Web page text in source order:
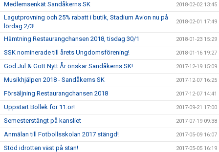
Medlemsenkät Sandåkerns SK 2018-02-02 13:45
Lagutprovning och 25% rabatt i butik, Stadium Avion nu på
lördag 2/3!
2018-02-01 17:49
Hämtning Restaurangchansen 2018, tisdag 30/1 2018-01-23 15:29
SSK nominerade till årets Ungdomsförening! 2018-01-16 19:27
God Jul & Gott Nytt År önskar Sandåkerns SK! 2017-12-19 15:09
Musikhjälpen 2018 - Sandåkerns SK 2017-12-07 16:25
Försäljning Restaurangchansen 2018 2017-12-07 14:41
Uppstart Bollek för 11:or! 2017-09-21 17:00
Semesterstängt på kansliet 2017-07-19 09:38
Anmälan till Fotbollsskolan 2017 stängd! 2017-05-09 16:07
Stöd idrotten väst på stan! 2017-05-05 16:19